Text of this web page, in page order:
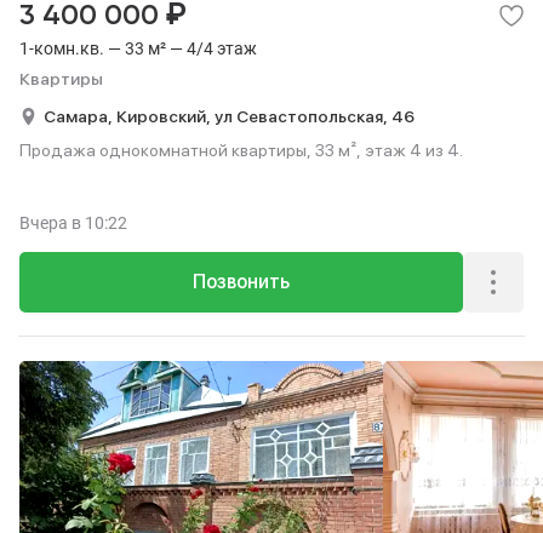
1-комн.кв. — 33 м² — 4/4 этаж
Квартиры
3 400 000 ₽
Самара, Кировский, ул Севастопольская, 46
Продажа однокомнатной квартиры, 33 м², этаж 4 из 4.
Позвонить
Вчера в 10:22